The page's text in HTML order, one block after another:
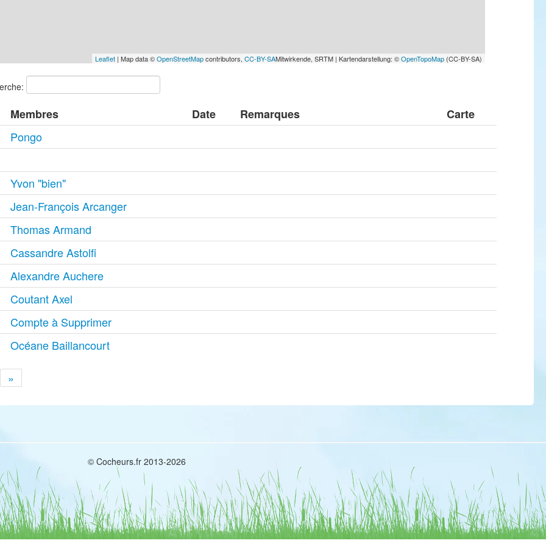
Leaflet| Map data ©OpenStreetMapcontributors, CC-BY-SAMitwirkende, SRTM | Kartendarstellung: ©OpenTopoMap(CC-BY-SA)
Membres Date Remarques
Carte
Pongo
Yvon "bien"
Jean-François Arcanger
Thomas Armand
Cassandre Astolfi
Alexandre Auchere
Coutant Axel
Compte à Supprimer
Océane Baillancourt
»
© Cocheurs.fr 2013-2026